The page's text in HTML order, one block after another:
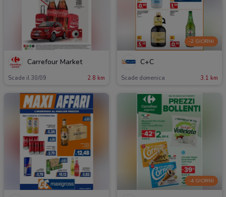
Carrefour Market
Scade il 30/09 2.8 km
-2 GIORNI
C+C
Scade domenica 3.1 km
-4 GIORNI